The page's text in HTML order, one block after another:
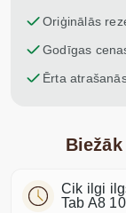
Oriģinālās
Godīgas
Ērta
Cik ilgi
Tab A8